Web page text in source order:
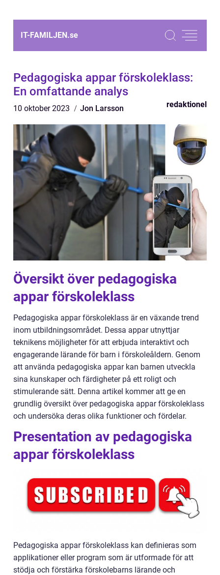
IT-FAMILJEN.se
Pedagogiska appar förskoleklass:
En omfattande analys
10 oktober 2023 Jon Larsson redaktionel
Översikt över pedagogiska
appar förskoleklass
Pedagogiska appar förskoleklass är en växande trend
inom utbildningsområdet. Dessa appar utnyttjar
teknikens möjligheter för att erbjuda interaktivt och
engagerande lärande för barn i förskoleåldern. Genom
att använda pedagogiska appar kan barnen utveckla
sina kunskaper och färdigheter på ett roligt och
stimulerande sätt. Denna artikel kommer att ge en
grundlig översikt över pedagogiska appar förskoleklass
och undersöka deras olika funktioner och fördelar.
Presentation av pedagogiska
appar förskoleklass
Pedagogiska appar förskoleklass kan definieras som
applikationer eller program som är utformade för att
stödja och förstärka förskolebarns lärande och